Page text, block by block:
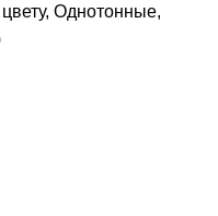
, Однотонные,